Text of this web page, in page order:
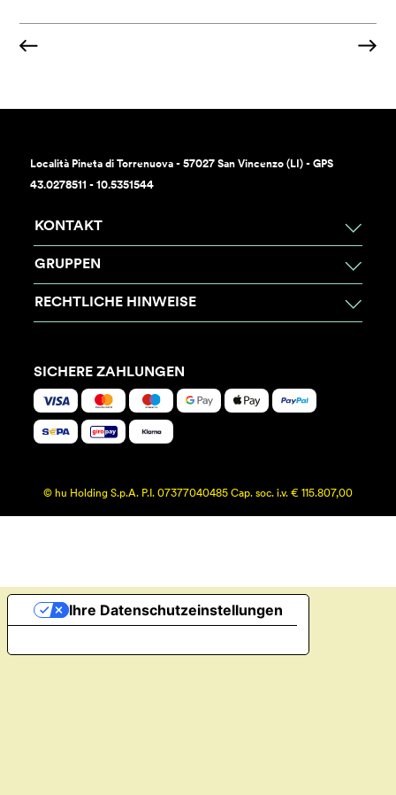
Località Pineta di Torrenuova - 57027 San Vincenzo (LI) - GPS
43.0278511 - 10.5351544
KONTAKT
GRUPPEN
RECHTLICHE HINWEISE
SICHERE ZAHLUNGEN
© hu Holding S.p.A. P.I. 07377040485 Cap. soc. i.v. € 115.807,00
Ihre Datenschutzeinstellungen